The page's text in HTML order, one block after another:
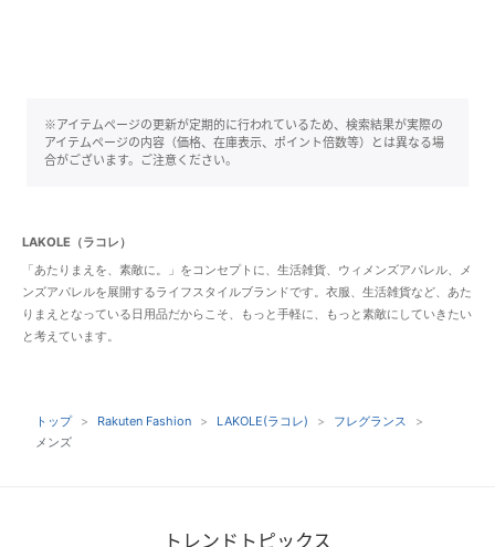
※アイテムページの更新が定期的に行われているため、検索結果が実際の
アイテムページの内容（価格、在庫表示、ポイント倍数等）とは異なる場
合がございます。ご注意ください。
LAKOLE（ラコレ）
「あたりまえを、素敵に。」をコンセプトに、生活雑貨、ウィメンズアパレル、メ
ンズアパレルを展開するライフスタイルブランドです。衣服、生活雑貨など、あた
りまえとなっている日用品だからこそ、もっと手軽に、もっと素敵にしていきたい
と考えています。
トップ Rakuten Fashion LAKOLE(ラコレ)
フレグランス
メンズ
トレンドトピックス